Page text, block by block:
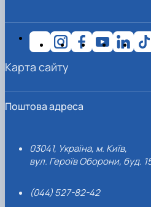
Поштова адреса
03041, Україна, м. Київ,
вул. Героїв Оборони, буд.
(044) 527-82-42
Карта сайту